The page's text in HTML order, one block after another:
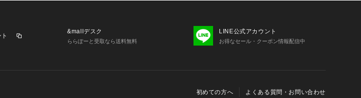
&mallデスク
ららぽーと受取なら送料無料
LINE公式アカウント
お得なセール・クーポン情報配信中
初めての方へ よくある質問・お問い合わせ